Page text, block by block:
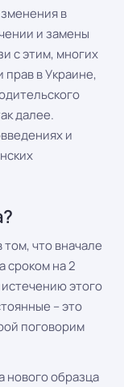
в
и замены
с этим, многих
прав в Украине,
далее.
и
что вначале
сроком на 2
этого
– это
поговорим
нового образца